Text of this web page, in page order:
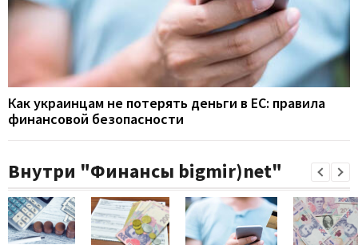
Как украинцам не потерять деньги в ЕС: правила
финансовой безопасности
Внутри "Финансы bigmir)net"